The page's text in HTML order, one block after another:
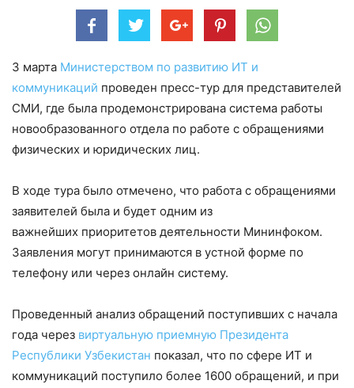
3 марта Министерством по развитию ИТ и
коммуникаций проведен пресс-тур для представителей
СМИ, где была продемонстрирована система работы
новообразованного отдела по работе с обращениями
физических и юридических лиц.
В ходе тура было отмечено, что работа с обращениями
заявителей была и будет одним из
важнейших приоритетов деятельности Мининфоком.
Заявления могут принимаются в устной форме по
телефону или через онлайн систему.
Проведенный анализ обращений поступивших с начала
года через виртуальную приемную Президента
Республики Узбекистан показал, что по сфере ИТ и
коммуникаций поступило более 1600 обращений, и при